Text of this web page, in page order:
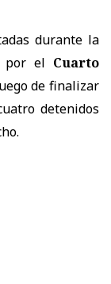
durante la
por el Cuarto
de finalizar
detenidos